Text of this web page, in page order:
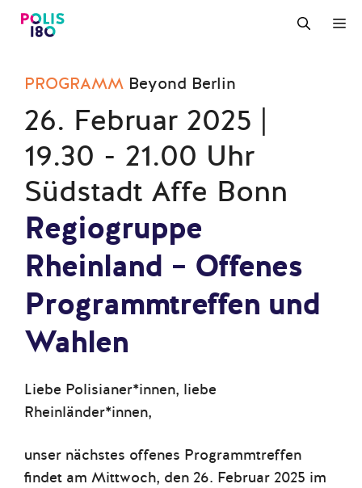
Zum
Inhalt
PROGRAMM Beyond Berlin
26. Februar 2025 |
19.30 - 21.00 Uhr
Südstadt Affe Bonn
Regiogruppe
Rheinland – Offenes
Programmtreffen und
Wahlen
Liebe Polisianer*innen, liebe
Rheinländer*innen,
unser nächstes offenes Programmtreffen
findet am Mittwoch, den 26. Februar 2025 im